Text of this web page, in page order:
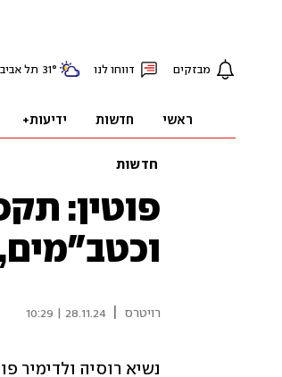
מבזקים דווחו לנו 31° תל אביב
ראשי חדשות ידיעות+
חדשות
רויטרס 28.11.24 | 10:29